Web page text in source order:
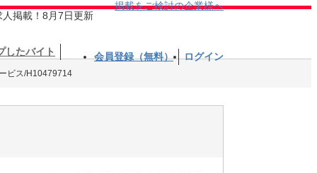
人掲載！8月7日更新
掲載をご検討の企業様へ
したバイト 会員登録（無料） ログイン
ビス/H10479714